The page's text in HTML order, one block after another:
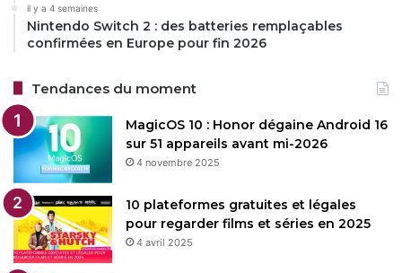
il y a 4 semaines
Nintendo Switch 2 : des batteries remplaçables
confirmées en Europe pour fin 2026
Tendances du moment
MagicOS 10 : Honor dégaine Android 16
sur 51 appareils avant mi-2026
4 novembre 2025
10 plateformes gratuites et légales
pour regarder films et séries en 2025
4 avril 2025